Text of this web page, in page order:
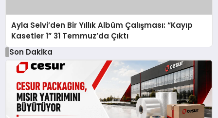
Ayla Selvi’den Bir Yıllık Albüm Çalışması: “Kayıp
Kasetler 1” 31 Temmuz’da Çıktı
Son Dakika